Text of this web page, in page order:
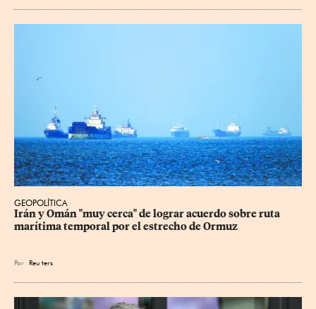
GEOPOLÍTICA
Irán y Omán "muy cerca" de lograr acuerdo sobre ruta
marítima temporal por el estrecho de Ormuz
Por Reu ters